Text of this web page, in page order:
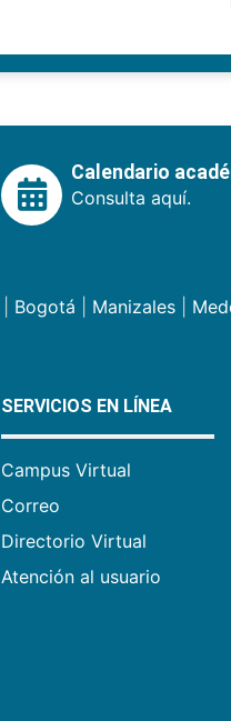
Calendario
Consulta aquí.
Bogotá Manizales|
SERVICIOS EN LÍNEA
Campus Virtual
Correo
Directorio Virtual
Atención al usuario